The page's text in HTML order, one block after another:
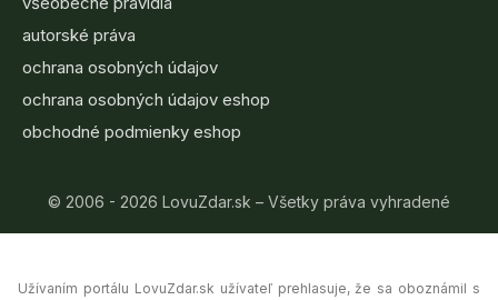
autorské práva
ochrana osobných údajov
ochrana osobných údajov eshop
obchodné podmienky eshop
© 2006 - 2026 LovuZdar.sk – Všetky práva vyhradené
Užívaním portálu LovuZdar.sk užívateľ prehlasuje, že sa oboznámil s